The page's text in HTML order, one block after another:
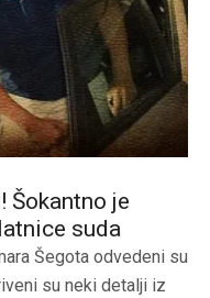
Šokantno je
suda
Šegota odvedeni su
su neki detalji iz